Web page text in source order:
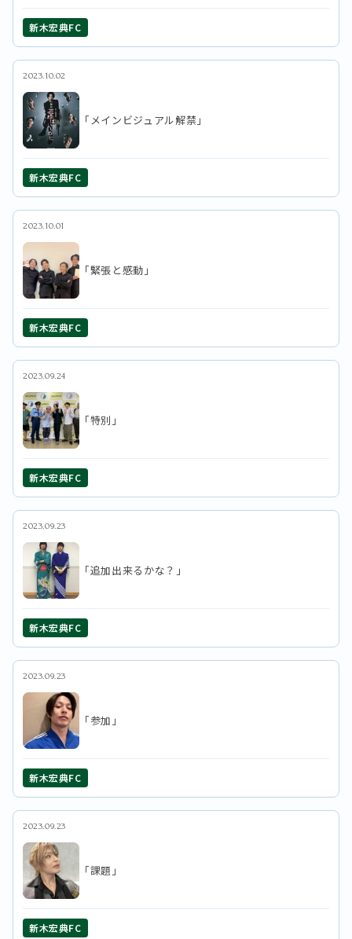
新木宏典FC
2023.10.02
「メインビジュアル解禁」
新木宏典FC
2023.10.01
「緊張と感動」
新木宏典FC
2023.09.24
「特別」
新木宏典FC
2023.09.23
「追加出来るかな？」
新木宏典FC
2023.09.23
「参加」
新木宏典FC
2023.09.23
「課題」
新木宏典FC